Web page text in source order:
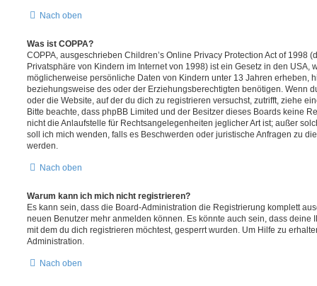
Nach oben
Was ist COPPA?
COPPA, ausgeschrieben Children’s Online Privacy Protection Act of 1998
Privatsphäre von Kindern im Internet von 1998) ist ein Gesetz in den USA,
möglicherweise persönliche Daten von Kindern unter 13 Jahren erheben,
beziehungsweise des oder der Erziehungsberechtigten benötigen. Wenn
oder die Website, auf der du dich zu registrieren versuchst, zutrifft, ziehe
Bitte beachte, dass phpBB Limited und der Besitzer dieses Boards keine
nicht die Anlaufstelle für Rechtsangelegenheiten jeglicher Art ist; außer
soll ich mich wenden, falls es Beschwerden oder juristische Anfragen zu
werden.
Nach oben
Warum kann ich mich nicht registrieren?
Es kann sein, dass die Board-Administration die Registrierung komplett
neuen Benutzer mehr anmelden können. Es könnte auch sein, dass deine
mit dem du dich registrieren möchtest, gesperrt wurden. Um Hilfe zu
Administration.
Nach oben